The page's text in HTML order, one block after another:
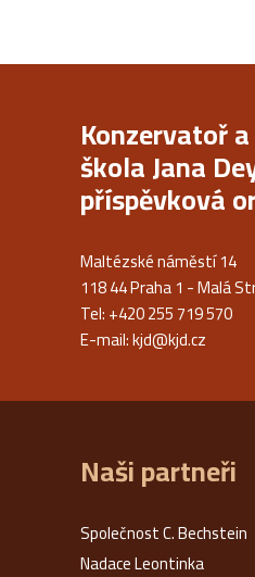
Konzervatoř
škola Jana
příspěvková
Maltézské náměstí 14
118 44 Praha 1 - Malá
Tel: +420 255 719 570
E-mail:kjd@kjd.cz
Naši partneři
Společnost C. Bechstein
Nadace Leontinka